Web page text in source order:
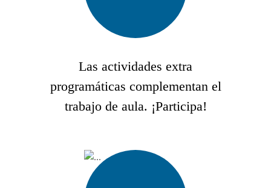
Las actividades extra
programáticas complementan el
trabajo de aula. ¡Participa!